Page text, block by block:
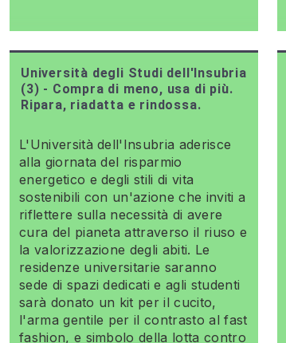
Università degli Studi dell'Insubria
(3) - Compra di meno, usa di più.
Ripara, riadatta e rindossa.
L'Università dell'Insubria aderisce
alla giornata del risparmio
energetico e degli stili di vita
sostenibili con un'azione che inviti a
riflettere sulla necessità di avere
cura del pianeta attraverso il riuso e
la valorizzazione degli abiti. Le
residenze universitarie saranno
sede di spazi dedicati e agli studenti
sarà donato un kit per il cucito,
l'arma gentile per il contrasto al fast
fashion, e simbolo della lotta contro